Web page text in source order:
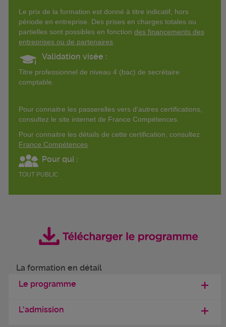
Le prix de la formation est donné à titre indicatif, hors
période en entreprise. Des prises en charges totales ou
partielles sont possibles en fonction des financements des
entreprises ou de partenaires
Validation visée :
Titre professionnel de niveau 4 (bac) de secrétaire
comptable.
Pour connaitre les passerelles vers d'autres certifications,
consultez le site internet de France Compétences.
Pour connaitre les détails de cette certification, consultez
France Compétences
Pour qui :
TOUT PUBLIC
La formation en détail
Le programme
L'admission